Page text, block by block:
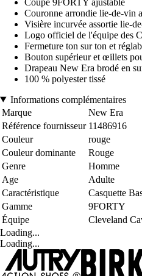
Couronne arrondie lie-de-vin
Visière incurvée assortie lie-
Logo officiel de l'équipe des
Fermeture ton sur ton et
Bouton supérieur et œillets
Drapeau New Era brodé en
100 % polyester tissé
Informations complémentaires
Marque
New Era
Référence fournisseur 11486916
Couleur
rouge
Couleur dominante
Rouge
Genre
Homme
Age
Adulte
Caractéristique
Casquette
Gamme
9FORTY
Équipe
Cleveland
Loading...
Loading...